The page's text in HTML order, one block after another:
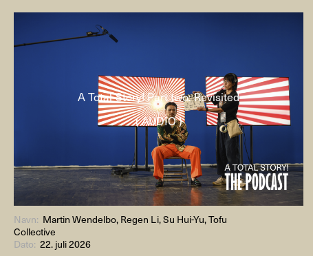
A Total Story! Part two: Revisited
( AUDIO )
Navn: Martin Wendelbo, Regen Li, Su Hui-Yu, Tofu
Collective
Dato:22. juli 2026